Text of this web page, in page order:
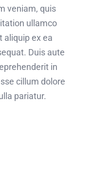
veniam, quis
ullamco
aliquip ex ea
Duis aute
in
cillum dolore
pariatur.